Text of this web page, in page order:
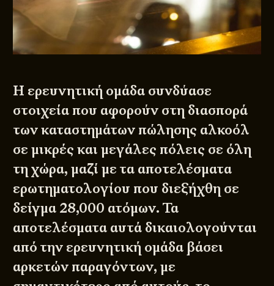
Η ερευνητική ομάδα συνδύασε
στοιχεία που αφορούν στη διασπορά
των καταστημάτων πώλησης αλκοόλ
σε μικρές και μεγάλες πόλεις σε όλη
τη χώρα, μαζί με τα αποτελέσματα
ερωτηματολογίου που διεξήχθη σε
δείγμα 28,000 ατόμων. Τα
αποτελέσματα αυτά δικαιολογούνται
από την ερευνητική ομάδα βάσει
αρκετών παραγόντων, με